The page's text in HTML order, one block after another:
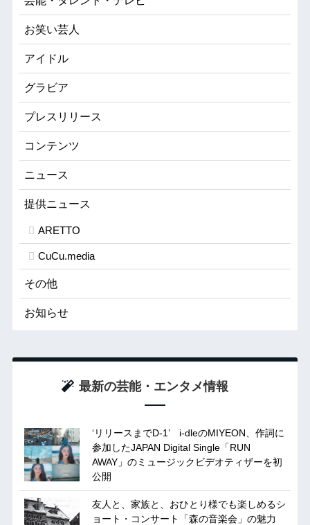
お笑い芸人
アイドル
グラビア
プレスリリース
コンテンツ
ニュース
提供ニュース
ARETTO
CuCu.media
その他
お知らせ
最新の芸能・エンタメ情報
‘リリースまでD-1’ i-dleのMIYEON、作詞に
参加したJAPAN Digital Single「RUN
AWAY」のミュージックビデオティザーを初
公開
友人と、家族と、おひとり様でも楽しめるシ
ョート・コンサート「森の音楽会」の魅力